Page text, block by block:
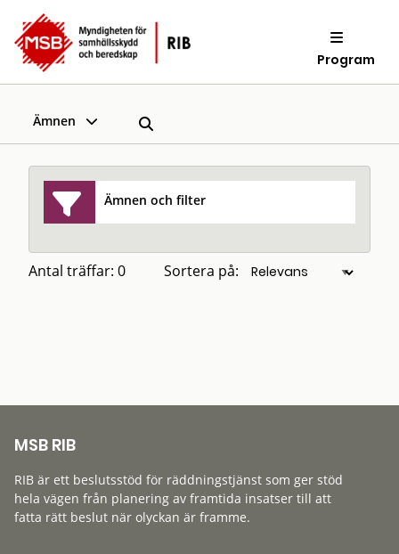
Program
Ämnen
Ämnen och filter
Antal träffar: 0 Sortera på:
MSB RIB
RIB är ett beslutsstöd för räddningstjänst som ger stöd
hela vägen från planering av framtida insatser till att
fatta rätt beslut när olyckan är framme.